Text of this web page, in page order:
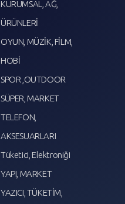
KURUMSAL, AĞ,
ÜRÜNLERİ
OYUN, MÜZİK, FİLM,
HOBİ
SPOR ,OUTDOOR
SÜPER, MARKET
TELEFON,
AKSESUARLARI
Tüketici, Elektroniği
YAPI, MARKET
YAZICI, TÜKETİM,